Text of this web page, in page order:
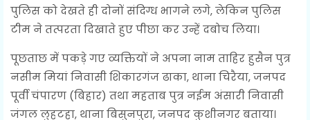
पुलिस को देखते ही दोनों संदिग्ध भागने लगे, लेकिन पुलिस
टीम ने तत्परता दिखाते हुए पीछा कर उन्हें दबोच लिया।
पूछताछ में पकड़े गए व्यक्तियों ने अपना नाम ताहिर हुसैन पुत्र
नसीम मियां निवासी शिकारगंज ढाका, थाना चिरैया, जनपद
पूर्वी चंपारण (बिहार) तथा महताब पुत्र नईम अंसारी निवासी
जंगल लुहटहा, थाना बिसुनपुरा, जनपद कुशीनगर बताया।